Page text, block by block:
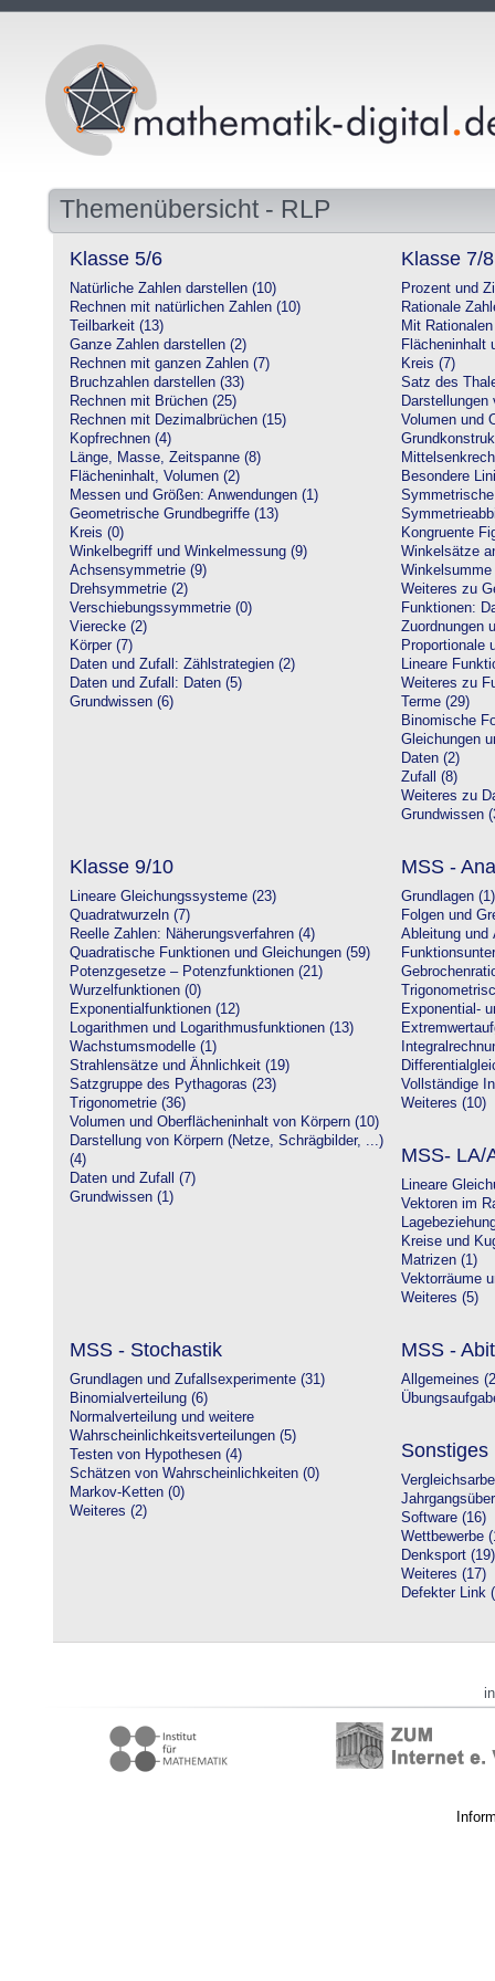
Themenübersicht - RLP
Klasse 5/6
Natürliche Zahlen darstellen (10)
Rechnen mit natürlichen Zahlen (10)
Teilbarkeit (13)
Ganze Zahlen darstellen (2)
Rechnen mit ganzen Zahlen (7)
Bruchzahlen darstellen (33)
Rechnen mit Brüchen (25)
Rechnen mit Dezimalbrüchen (15)
Kopfrechnen (4)
Länge, Masse, Zeitspanne (8)
Flächeninhalt, Volumen (2)
Messen und Größen: Anwendungen (1)
Geometrische Grundbegriffe (13)
Kreis (0)
Winkelbegriff und Winkelmessung (9)
Achsensymmetrie (9)
Drehsymmetrie (2)
Verschiebungssymmetrie (0)
Vierecke (2)
Körper (7)
Daten und Zufall: Zählstrategien (2)
Daten und Zufall: Daten (5)
Grundwissen (6)
Klasse 7/8
Prozent und
Rationale
Mit
Flächeninhalt
Kreis (7)
Satz des
Darstellungen
Volumen und
Besondere
Kongruente
Winkelsätze
Weiteres zu
Funktionen:
Zuordnungen
Proportionale
Lineare
Weiteres zu
Terme (29)
Binomische
Gleichungen
Daten (2)
Zufall (8)
Weiteres zu
Grundwissen
Klasse 9/10
Lineare Gleichungssysteme (23)
Quadratwurzeln (7)
Reelle Zahlen: Näherungsverfahren (4)
Quadratische Funktionen und Gleichungen (59)
Potenzgesetze – Potenzfunktionen (21)
Wurzelfunktionen (0)
Exponentialfunktionen (12)
Logarithmen und Logarithmusfunktionen (13)
Wachstumsmodelle (1)
Strahlensätze und Ähnlichkeit (19)
Satzgruppe des Pythagoras (23)
Trigonometrie (36)
Volumen und Oberflächeninhalt von Körpern (10)
Darstellung von Körpern (Netze, Schrägbilder, ...)
(4)
Daten und Zufall (7)
Grundwissen (1)
MSS -
Grundlagen (1)
Folgen und
Ableitung und
Exponential-
Vollständige
Weiteres (10)
MSS- LA/
Lineare
Vektoren im
Kreise und
Matrizen (1)
Vektorräume
Weiteres (5)
MSS - Stochastik
Grundlagen und Zufallsexperimente (31)
Binomialverteilung (6)
Normalverteilung und weitere
Wahrscheinlichkeitsverteilungen (5)
Testen von Hypothesen (4)
Schätzen von Wahrscheinlichkeiten (0)
Markov-Ketten (0)
Weiteres (2)
MSS -
Allgemeines
Sonstiges
Software (16)
Wettbewerbe
Denksport (19)
Weiteres (17)
Defekter Link